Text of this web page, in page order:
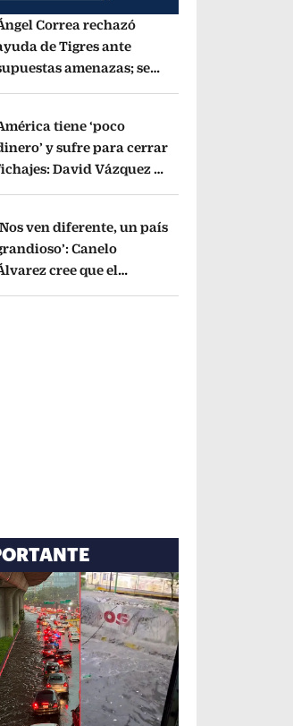
Correa rechazó
de Tigres ante
amenazas; se
tiene ‘poco
y sufre para cerrar
David Vázquez se
ven diferente, un país
Canelo
cree que el